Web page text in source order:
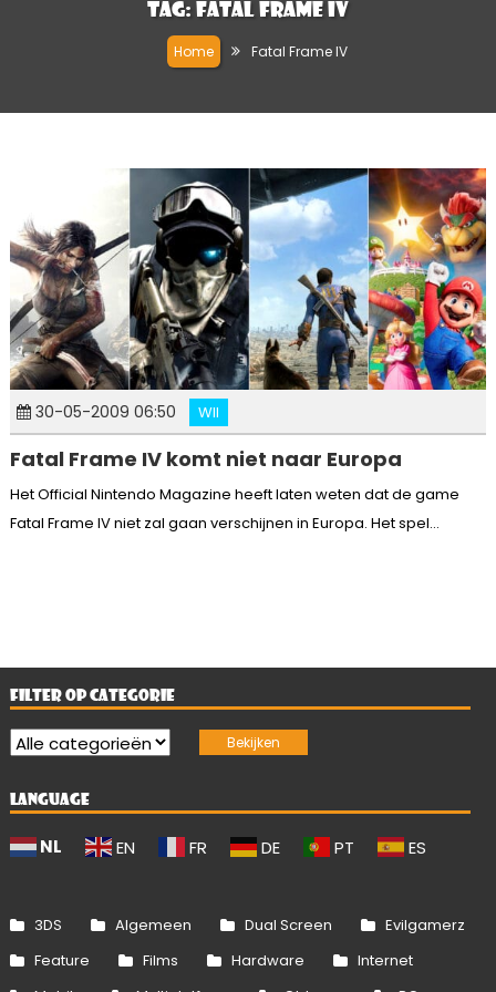
Tag: Fatal Frame IV
Home Fatal Frame IV
30-05-2009 06:50 WII
Fatal Frame IV komt niet naar Europa
Het Official Nintendo Magazine heeft laten weten dat de game
Fatal Frame IV niet zal gaan verschijnen in Europa. Het spel...
FILTER OP CATEGORIE
LANGUAGE
NL EN FR DE PT ES
3DS Algemeen Dual Screen
Evilgamerz
Feature
Films Hardware
Internet